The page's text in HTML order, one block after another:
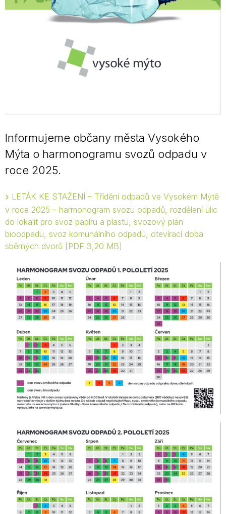
Informujeme občany města Vysokého
Mýta o harmonogramu svozů odpadu v
roce 2025.
LETÁK KE STAŽENÍ – Třídění odpadů ve Vysokém Mýtě
v roce 2025 – harmonogram svozu odpadů, rozdělení ulic
do lokalit pro svoz papíru a plastu, svozový plán
bioodpadu, svoz komunálního odpadu, otevírací doba
sběrných dvorů
PDF 3,20 MB